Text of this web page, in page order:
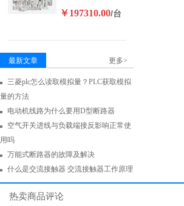
￥197310.00/台
最新文章 更多>
三菱plc怎么读取模拟量？PLC获取模拟
量的方法
电动机线路为什么要用D型断路器
空气开关进线与负载端接反影响正常使
用吗
万能式断路器的故障及解决
什么是交流接触器 交流接触器工作原理
热卖商品评论